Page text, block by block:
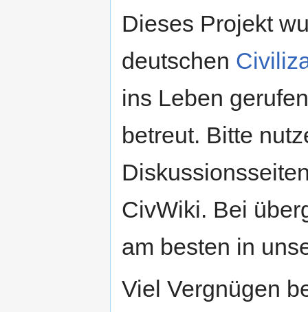
Dieses Projekt
deutschen
ins Leben
betreut. Bitte
CivWiki. Bei
am besten in
Viel Vergnügen